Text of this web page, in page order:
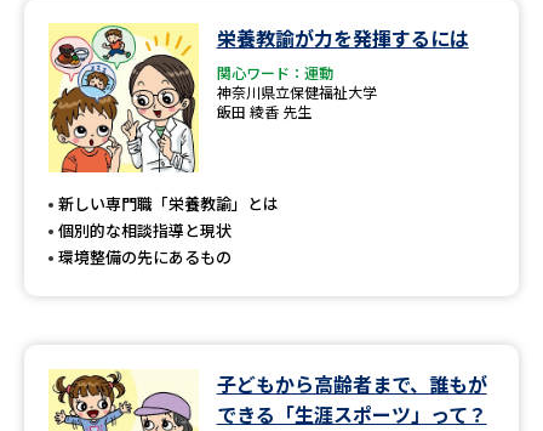
栄養教諭が力を発揮するには
関心ワード：運動
神奈川県立保健福祉大学
飯田 綾香 先生
新しい専門職「栄養教諭」とは
個別的な相談指導と現状
環境整備の先にあるもの
子どもから高齢者まで、誰もが
できる「生涯スポーツ」って？